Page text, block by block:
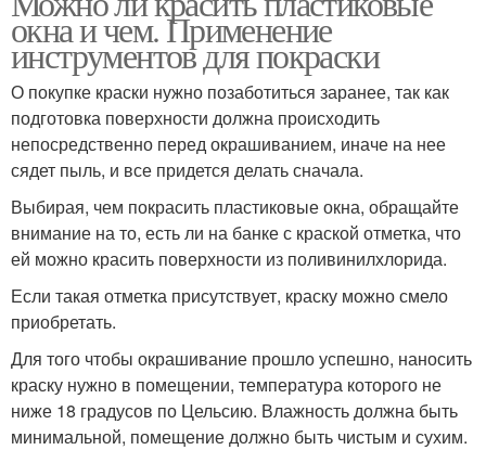
окна и чем. Применение
инструментов для покраски
О покупке краски нужно позаботиться заранее, так как
подготовка поверхности должна происходить
непосредственно перед окрашиванием, иначе на нее
сядет пыль, и все придется делать сначала.
Выбирая, чем покрасить пластиковые окна, обращайте
внимание на то, есть ли на банке с краской отметка, что
ей можно красить поверхности из поливинилхлорида.
Если такая отметка присутствует, краску можно смело
приобретать.
Для того чтобы окрашивание прошло успешно, наносить
краску нужно в помещении, температура которого не
ниже 18 градусов по Цельсию. Влажность должна быть
минимальной, помещение должно быть чистым и сухим.